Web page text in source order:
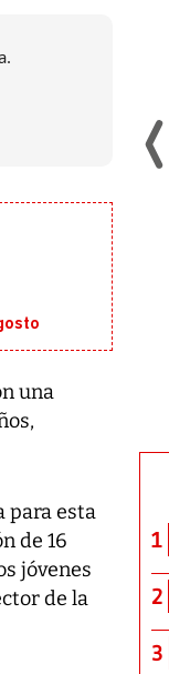
una
para esta
de 16
jóvenes
de la
28 de
1
2
3